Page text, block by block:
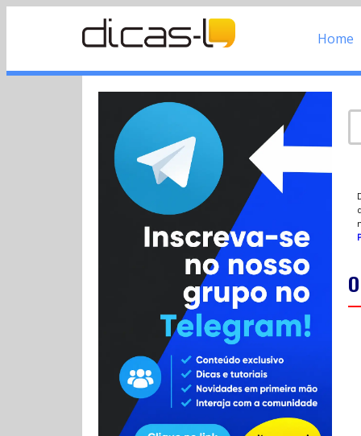
Home